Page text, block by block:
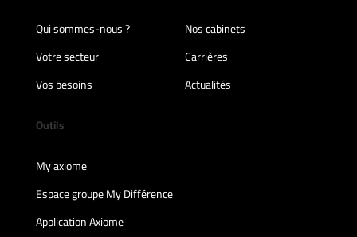
Qui sommes-nous ?
Nos cabinets
Votre secteur
Carrières
Vos besoins
Actualités
Outils
My axiome
Espace groupe My Différence
Application Axiome